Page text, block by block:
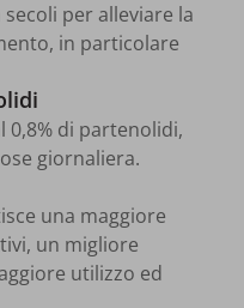
per alleviare la
in particolare
0,8% di partenolidi,
giornaliera.
una maggiore
un migliore
utilizzo ed